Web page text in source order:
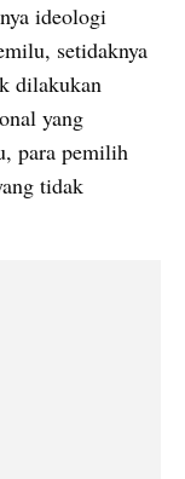
ideologi
setidaknya
dilakukan
yang
para pemilih
tidak